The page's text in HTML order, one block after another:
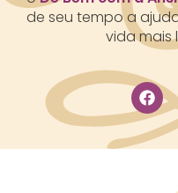
de seu tempo a
vida mais